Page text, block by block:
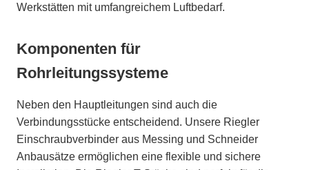
Werkstätten mit umfangreichem Luftbedarf.
Komponenten für
Rohrleitungssysteme
Neben den Hauptleitungen sind auch die
Verbindungsstücke entscheidend. Unsere Riegler
Einschraubverbinder aus Messing und Schneider
Anbausätze ermöglichen eine flexible und sichere